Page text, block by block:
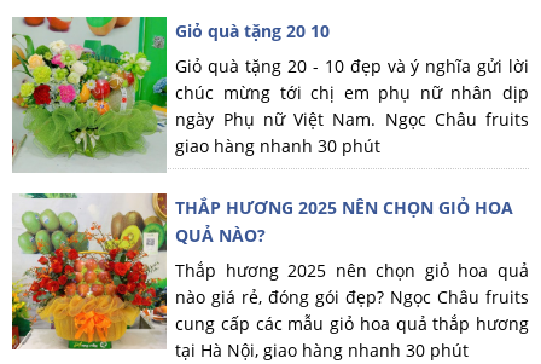
Giỏ quà tặng 20 10
Giỏ quà tặng 20 - 10 đẹp và ý nghĩa gửi lời
chúc mừng tới chị em phụ nữ nhân dịp
ngày Phụ nữ Việt Nam. Ngọc Châu fruits
giao hàng nhanh 30 phút
THẮP HƯƠNG 2025 NÊN CHỌN GIỎ HOA
QUẢ NÀO?
Thắp hương 2025 nên chọn giỏ hoa quả
nào giá rẻ, đóng gói đẹp? Ngọc Châu fruits
cung cấp các mẫu giỏ hoa quả thắp hương
tại Hà Nội, giao hàng nhanh 30 phút